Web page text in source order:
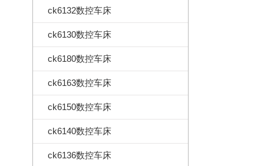
ck6132数控车床
ck6130数控车床
ck6180数控车床
ck6163数控车床
ck6150数控车床
ck6140数控车床
ck6136数控车床